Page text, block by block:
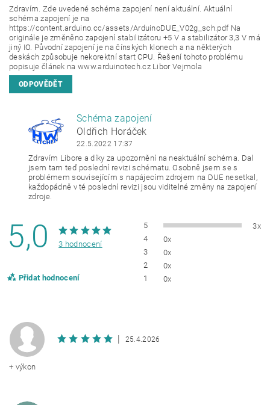
Zdravím. Zde uvedené schéma zapojení není aktuální. Aktuální
schéma zapojení je na
https://content.arduino.cc/assets/ArduinoDUE_V02g_sch.pdf Na
originále je změněno zapojení stabilizátoru +5 V a stabilizátor 3,3 V má
jiný IO. Původní zapojení je na čínských klonech a na některých
deskách způsobuje nekorektní start CPU. Řešení tohoto problému
popisuje článek na www.arduinotech.cz Libor Vejmola
ODPOVĚDĚT
OH
Schéma zapojení
Oldřich Horáček
22.5.2022 17:37
Zdravím Libore a díky za upozornění na neaktuální schéma. Dal
jsem tam teď poslední revizi schématu. Osobně jsem se s
problémem souvisejícím s napájecím zdrojem na DUE nesetkal,
každopádně v té poslední revizi jsou viditelné změny na zapojení
zdroje.
5,0 3 hodnocení
Přidat hodnocení
5
3x
4
0x
3
0x
2
0x
1
0x
25.4.2026
+ výkon